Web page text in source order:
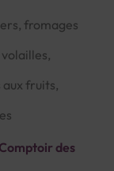
fromages
aux fruits,
des